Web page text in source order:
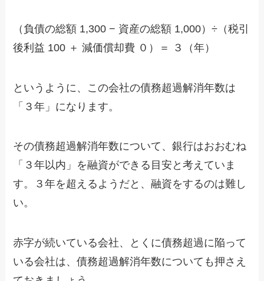
（負債の総額 1,300 − 資産の総額 1,000）÷（税引
後利益 100 ＋ 減価償却費 ０）＝ ３（年）
というように、この会社の債務超過解消年数は
「３年」になります。
その債務超過解消年数について、銀行はおおむね
「３年以内」を融資ができる目安と考えていま
す。３年を超えるようだと、融資をするのは難し
い。
赤字が続いている会社、とくに債務超過に陥って
いる会社は、債務超過解消年数についても押さえ